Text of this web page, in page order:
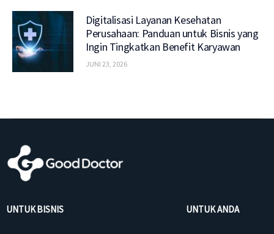
Digitalisasi Layanan Kesehatan
Perusahaan: Panduan untuk Bisnis yang
Ingin Tingkatkan Benefit Karyawan
JUNI 23, 2026
UNTUK BISNIS UNTUK ANDA